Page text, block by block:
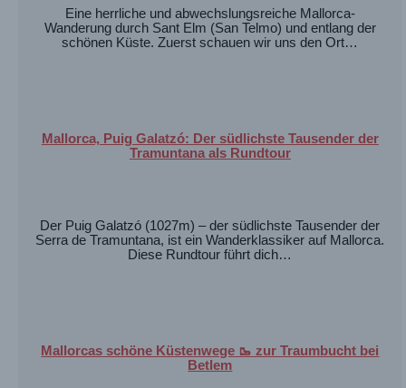
Eine herrliche und abwechslungsreiche Mallorca-
Wanderung durch Sant Elm (San Telmo) und entlang der
schönen Küste. Zuerst schauen wir uns den Ort…
Mallorca, Puig Galatzó: Der südlichste Tausender der
Tramuntana als Rundtour
Der Puig Galatzó (1027m) – der südlichste Tausender der
Serra de Tramuntana, ist ein Wanderklassiker auf Mallorca.
Diese Rundtour führt dich…
Mallorcas schöne Küstenwege 🥾 zur Traumbucht bei
Betlem